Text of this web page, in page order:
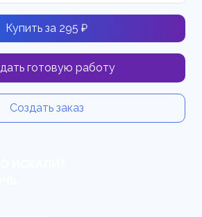
Купить за 295 ₽
готовую работу
Создать заказ